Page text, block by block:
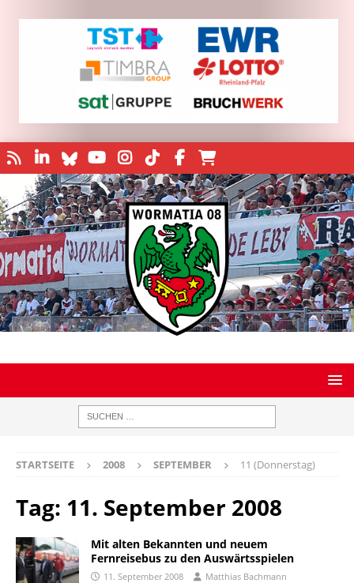
STARTSEITE 2008 SEPTEMBER 11 (Donnerstag)
Tag: 11. September 2008
Mit alten Bekannten und neuem
Fernreisebus zu den Auswärtsspielen
11. September 2008 Matthias Bachmann